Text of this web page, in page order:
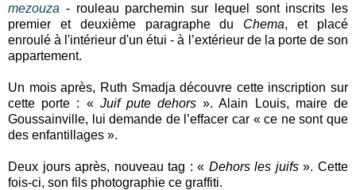
mezouza - rouleau parchemin sur lequel sont inscrits les
premier et deuxième paragraphe du Chema, et placé
enroulé à l'intérieur d'un étui - à l’extérieur de la porte de son
appartement.
Un mois après, Ruth Smadja découvre cette inscription sur
cette porte : « Juif pute dehors ». Alain Louis, maire de
Goussainville, lui demande de l’effacer car « ce ne sont que
des enfantillages ».
Deux jours après, nouveau tag : « Dehors les juifs». Cette
fois-ci, son fils photographie ce graffiti.